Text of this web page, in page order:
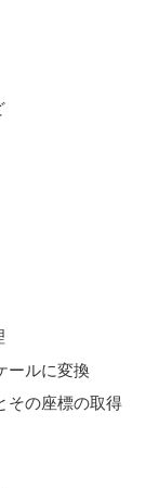
ールに変換
その座標の取得